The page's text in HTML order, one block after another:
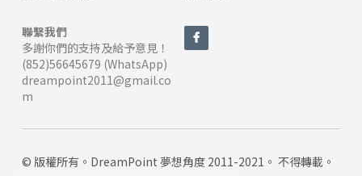
聯繫我們
多謝你們的支持及給予意見！
(852)56645679 (WhatsApp)
dreampoint2011@gmail.co
m
© 版權所有。DreamPoint 夢想角度 2011-2021。 不得轉載。